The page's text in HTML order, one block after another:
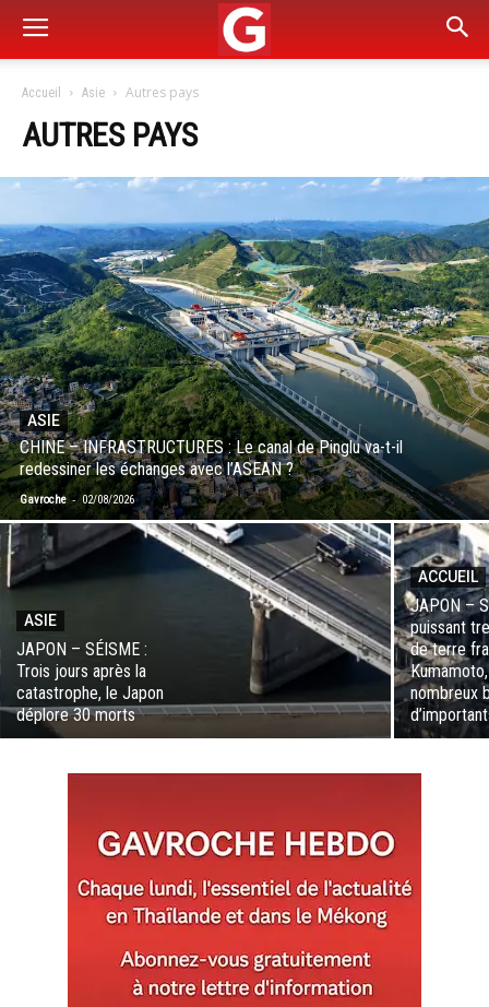
Accueil Asie Autres pays
AUTRES PAYS
ASIE
CHINE – INFRASTRUCTURES : Le canal de Pinglu va-t-il
redessiner les échanges avec l’ASEAN ?
Gavroche - 02/08/2026
ASIE
JAPON – SÉISME :
Trois jours après la
catastrophe, le Japon
déplore 30 morts
ACCUEIL
JAPON –
puissant
de terre
nombreux